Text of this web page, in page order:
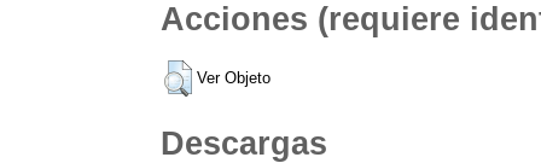
Acciones (requiere
Ver Objeto
Descargas